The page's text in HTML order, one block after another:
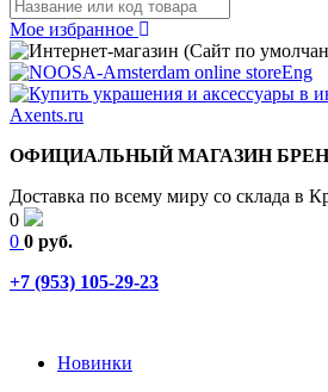
Мое избранное
Eng
ОФИЦИАЛЬНЫЙ МАГАЗИН
Доставка по всему миру со склада в
0
0 0 руб.
+7 (953) 105-29-23
Новинки